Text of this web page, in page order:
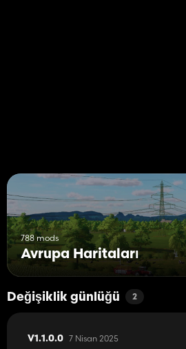
788 mods
Avrupa Haritaları
Değişiklik günlüğü 2
V1.1.0.0 7 Nisan 2025